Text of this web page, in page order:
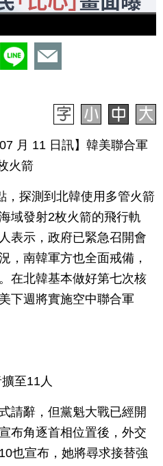
月 11 日訊】韓美聯合軍
火箭
，探測到北韓使用多管火箭
域發射2枚火箭的飛行軌
表示，政府已緊急召開會
，南韓軍方也全面戒備，
在北韓基本做好第七次核
下週將實施空中聯合軍
至11人
請辭，但黨魁大戰已經開
布角逐首相位置後，外交
也宣布，她將尋求接替強